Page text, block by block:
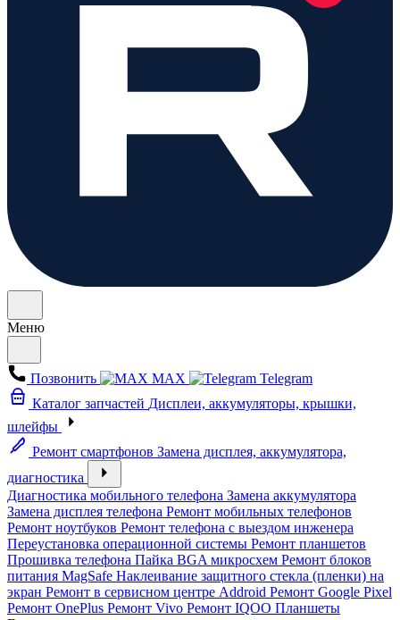
Меню
Позвонить MAX
Telegram
Каталог запчастей Дисплеи, аккумуляторы, крышки,
шлейфы
Ремонт смартфонов Замена дисплея, аккумулятора,
диагностика
Диагностика мобильного телефона Замена аккумулятора
Замена дисплея телефона Ремонт мобильных телефонов
Ремонт ноутбуков Ремонт телефона с выездом инженера
Переустановка операционной системы Ремонт планшетов
Прошивка телефона Пайка BGA микросхем Ремонт блоков
питания MagSafe Наклеивание защитного стекла (пленки) на
экран Ремонт в сервисном центре Addroid Ремонт Google Pixel
Ремонт OnePlus Ремонт Vivo Ремонт IQOO Планшеты